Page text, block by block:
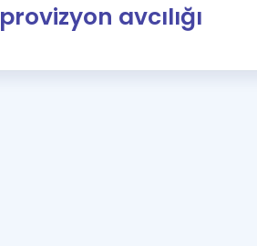
provizyon avcılığı